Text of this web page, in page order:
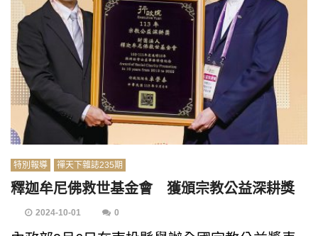
特別報導 禪天下雜誌235期
釋迦牟尼佛救世基金會 獲頒宗教公益深耕獎
2024-10-01 0